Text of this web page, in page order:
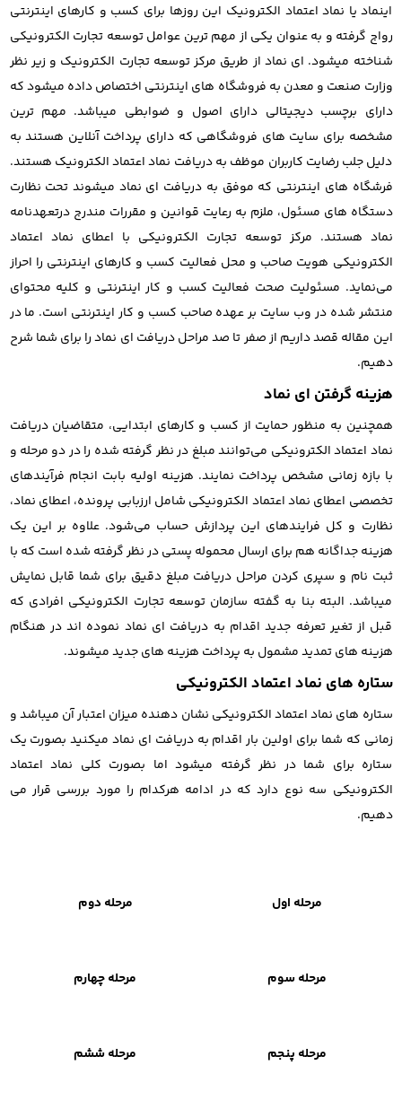
اینماد یا نماد اعتماد الکترونیک این روزها برای کسب و کارهای اینترنتی
رواج گرفته و به عنوان یکی از مهم ترین عوامل توسعه تجارت الکترونیکی
شناخته میشود. ای نماد از طریق مرکز توسعه تجارت الکترونیک و زیر نظر
وزارت صنعت و معدن به فروشگاه های اینترنتی اختصاص داده میشود که
دارای برچسب دیجیتالی دارای اصول و ضوابطی میباشد. مهم ترین
مشخصه برای سایت های فروشگاهی که دارای پرداخت آنلاین هستند به
دلیل جلب رضایت کاربران موظف به دریافت نماد اعتماد الکترونیک هستند.
فرشگاه های اینترنتی که موفق به دریافت ای نماد میشوند تحت نظارت
دستگاه های مسئول، ملزم به رعایت قوانین و مقررات مندرج درتعهدنامه
نماد هستند. مرکز توسعه تجارت الکترونیکی با اعطای نماد اعتماد
الکترونیکی هویت صاحب و محل فعالیت کسب و کارهای اینترنتی را احراز
می‌نماید. مسئولیت صحت فعالیت کسب و کار اینترنتی و کلیه محتوای
منتشر شده در وب سایت بر عهده صاحب کسب و کار اینترنتی است. ما در
این مقاله قصد داریم از صفر تا صد مراحل دریافت ای نماد را برای شما شرح
دهیم.
هزینه گرفتن ای نماد
همچنین به منظور حمایت از کسب‌ و کارهای ابتدایی، متقاضیان دریافت
نماد اعتماد الکترونیکی می‌توانند مبلغ در نظر گرفته شده را در دو مرحله و
با بازه زمانی مشخص پرداخت نمایند. هزینه اولیه بابت انجام فرآیندهای
تخصصی اعطای نماد اعتماد الکترونیکی شامل ارزبابی پرونده، اعطای نماد،
نظارت و کل فرایندهای این پردازش حساب می‌شود. علاوه بر این یک
هزینه جداگانه هم برای ارسال محموله پستی در نظر گرفته شده است که با
ثبت نام و سپری کردن مراحل دریافت مبلغ دقیق برای شما قابل نمایش
میباشد. البته بنا به گفته سازمان توسعه تجارت الکترونیکی افرادی که
قبل از تغیر تعرفه جدید اقدام به دریافت ای نماد نموده اند در هنگام
هزینه های تمدید مشمول به پرداخت هزینه های جدید میشوند.
ستاره های نماد اعتماد الکترونیکی
ستاره های نماد اعتماد الکترونیکی نشان دهنده میزان اعتبار آن میباشد و
زمانی که شما برای اولین بار اقدام به دریافت ای نماد میکنید بصورت یک
ستاره برای شما در نظر گرفته میشود اما بصورت کلی نماد اعتماد
الکترونیکی سه نوع دارد که در ادامه هرکدام را مورد بررسی قرار می
دهیم.
مرحله اول مرحله دوم
مرحله سوم مرحله چهارم
مرحله پنجم مرحله ششم